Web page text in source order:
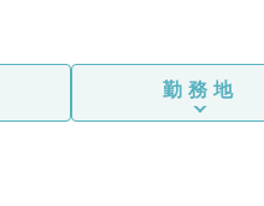
勤務地